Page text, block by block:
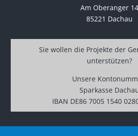
Am Oberanger 14
85221 Dachau
Sie wollen die Projekte der
unterstützen?
Unsere
Sparkasse
IBAN DE86 7005 1540